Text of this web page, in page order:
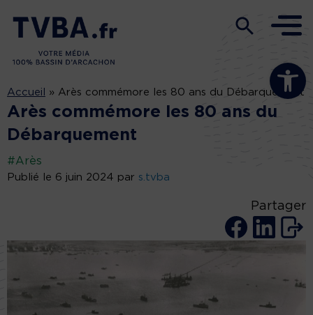
Ouvrir la
Accueil » Arès commémore les 80 ans du Débarquement
Arès commémore les 80 ans du
Débarquement
#Arès
Publié le 6 juin 2024 par s.tvba
Partager